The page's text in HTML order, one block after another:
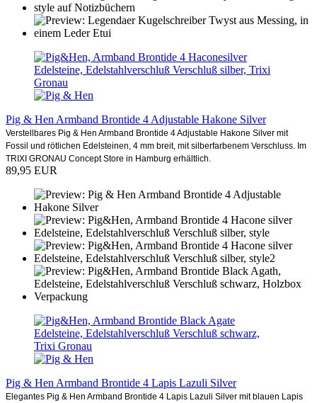
Pig & Hen Armband Brontide 4 Adjustable Hakone Silver
Verstellbares Pig & Hen Armband Brontide 4 Adjustable Hakone Silver mit
Fossil und rötlichen Edelsteinen, 4 mm breit, mit silberfarbenem Verschluss. Im
TRIXI GRONAU Concept Store in Hamburg erhältlich.
89,95 EUR
Pig & Hen Armband Brontide 4 Lapis Lazuli Silver
Elegantes Pig & Hen Armband Brontide 4 Lapis Lazuli Silver mit blauen Lapis